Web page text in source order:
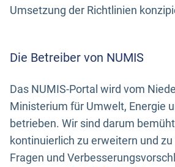
Umsetzung der Richtlinien
Die Betreiber von NUMIS
Das NUMIS-Portal wird vom
Ministerium für Umwelt, Energie
betrieben. Wir sind darum
kontinuierlich zu erweitern und
Fragen und